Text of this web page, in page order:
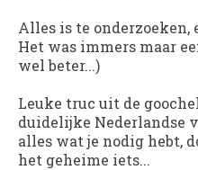
Alles is te onderzoeken,
Het was immers maar
wel beter...)
Leuke truc uit de
duidelijke Nederlandse
alles wat je nodig hebt,
het geheime iets...